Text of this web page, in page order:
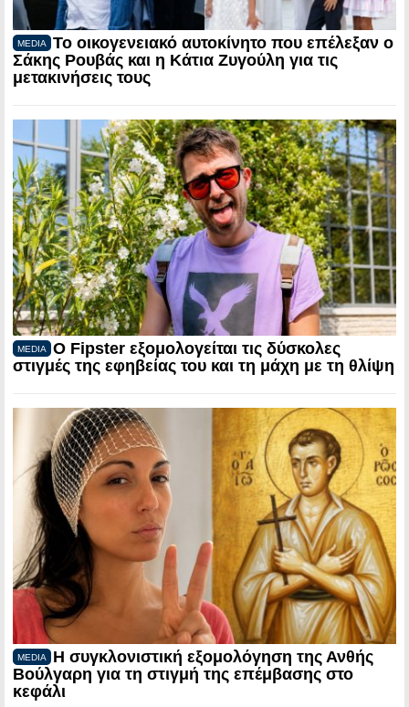
MEDIA
Το οικογενειακό αυτοκίνητο που επέλεξαν ο
Σάκης Ρουβάς και η Κάτια Ζυγούλη για τις
μετακινήσεις τους
MEDIA
Ο Fipster εξομολογείται τις δύσκολες
στιγμές της εφηβείας του και τη μάχη με τη θλίψη
MEDIA
Η συγκλονιστική εξομολόγηση της Ανθής
Βούλγαρη για τη στιγμή της επέμβασης στο
κεφάλι